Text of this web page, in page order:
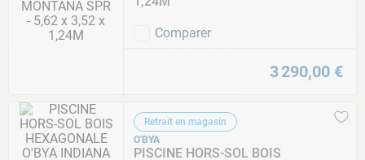
Comparer
3290,00 €
Retrait en magasin
O'BYA
PISCINE HORS-SOL BOIS